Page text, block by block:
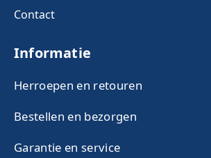
Contact
Informatie
Herroepen en retouren
Bestellen en bezorgen
Garantie en service